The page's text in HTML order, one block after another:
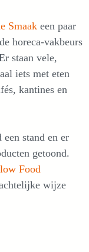
Smaak een paar
horeca-vakbeurs
staan vele,
iets met eten
kantines en
stand en er
getoond.
Food
wijze